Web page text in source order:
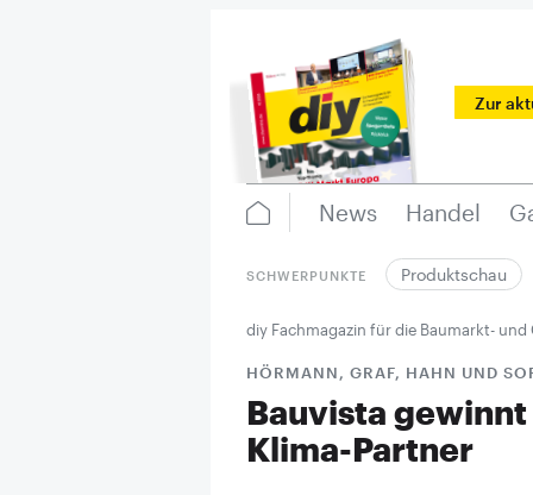
Zur
News Handel
SCHWERPUNKTE Produktschau
diy Fachmagazin für die Baumarkt-
HÖRMANN, GRAF, HAHN UND
Bauvista
Klima-Partner